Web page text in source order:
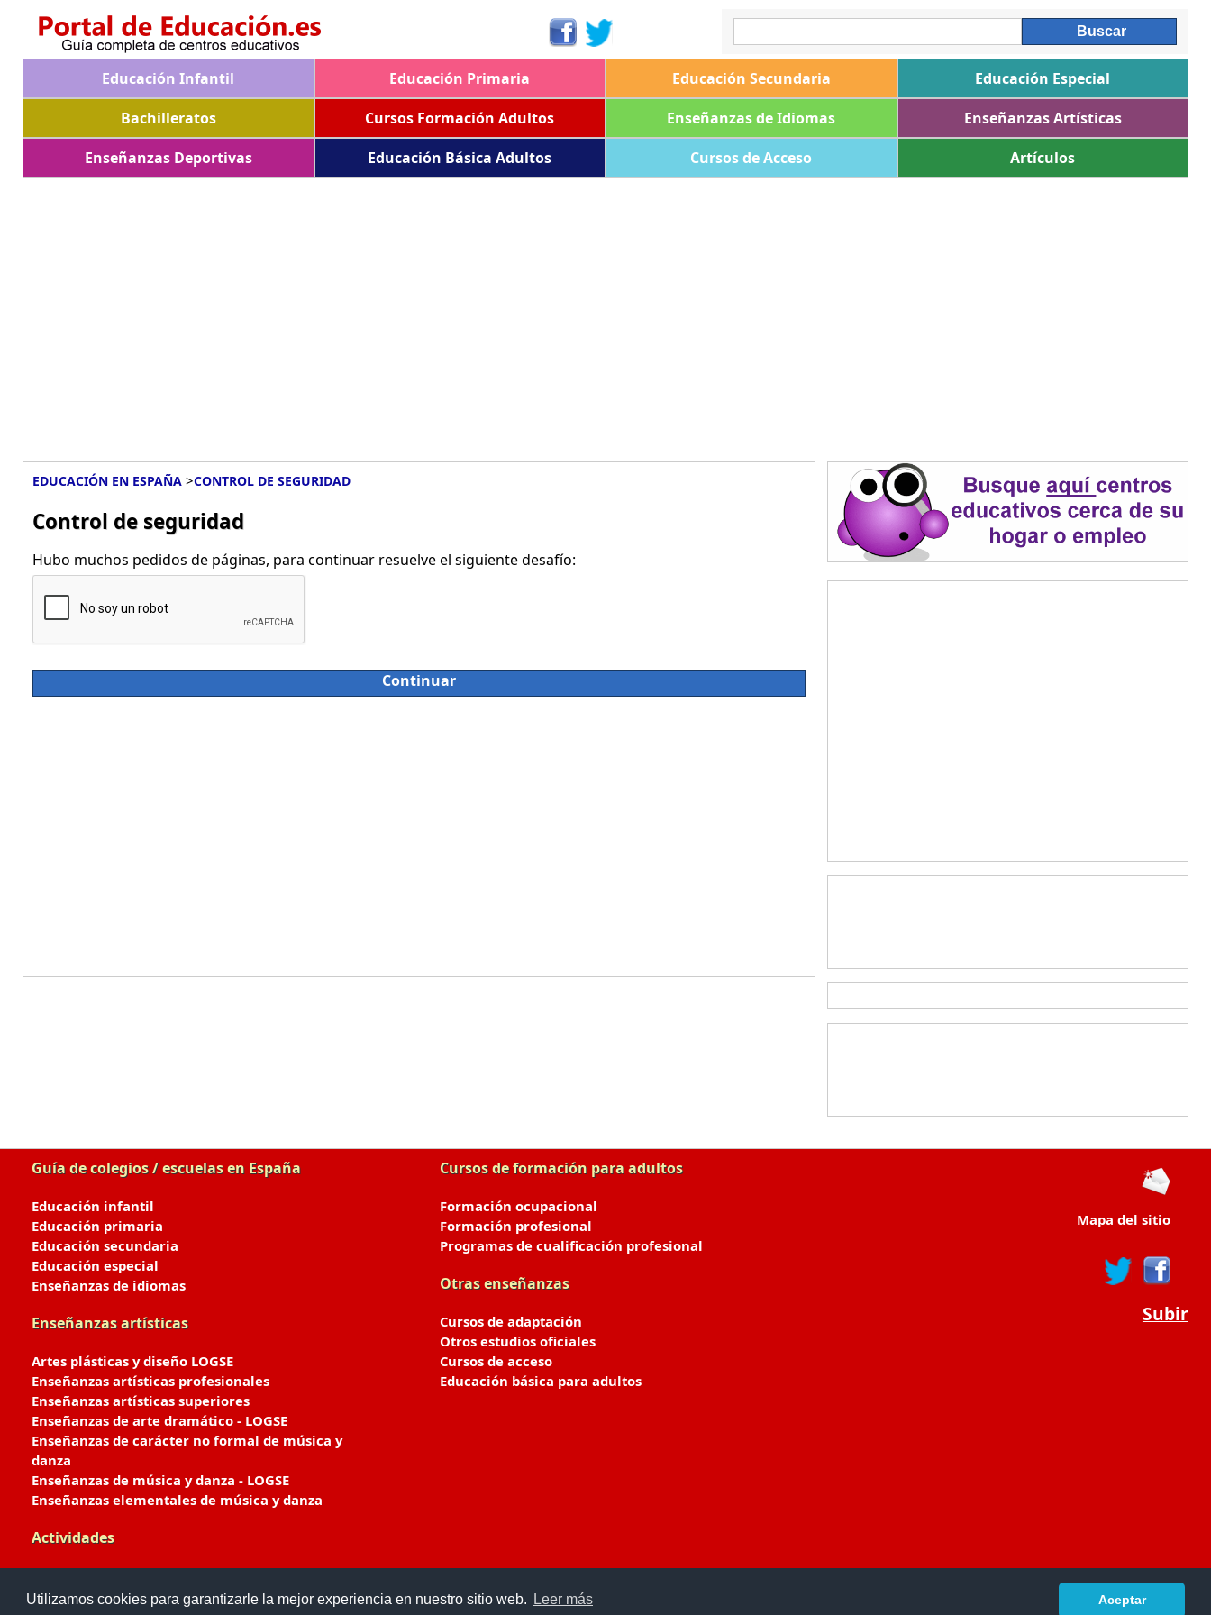
Utilizamos cookies para garantizarle la mejor experiencia en nuestro sitio web. Leer más Aceptar
Educación Infantil Educación Primaria Educación Secundaria
Educación Especial
Bachilleratos
Cursos Formación Adultos Enseñanzas de Idiomas
Enseñanzas Artísticas
Enseñanzas Deportivas
Educación Básica Adultos Cursos de Acceso Artículos
EDUCACIÓN EN ESPAÑA >CONTROL DE SEGURIDAD
Control de seguridad
Hubo muchos pedidos de páginas, para continuar resuelve el siguiente desafío:
Continuar
Guía de colegios / escuelas en España
Educación infantil
Educación primaria
Educación secundaria
Educación especial
Enseñanzas de idiomas
Enseñanzas artísticas
Artes plásticas y diseño LOGSE
Enseñanzas artísticas profesionales
Enseñanzas artísticas superiores
Enseñanzas de arte dramático - LOGSE
Enseñanzas de carácter no formal de música y
danza
Enseñanzas de música y danza - LOGSE
Enseñanzas elementales de música y danza
Actividades
Cursos de formación para adultos
Formación ocupacional
Formación profesional
Programas de cualificación profesional
Otras enseñanzas
Cursos de adaptación
Otros estudios oficiales
Cursos de acceso
Educación básica para adultos
Mapa del sitio
Subir